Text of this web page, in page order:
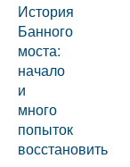
История
Банного
моста:
начало
и
много
попыток
восстановить